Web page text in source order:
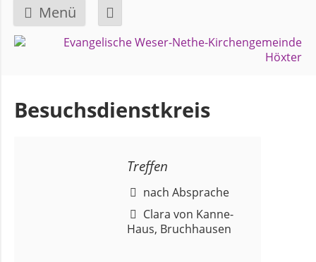
Menü
Navigation
GEMEINDE
uns
Besuchsdienstkreis
Treffen
nach Absprache
Clara von Kanne-
Haus, Bruchhausen